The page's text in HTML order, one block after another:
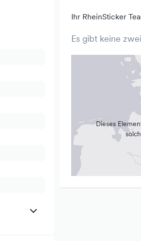
wir
Ihr RheinSticker
Es gibt keine
Dieses